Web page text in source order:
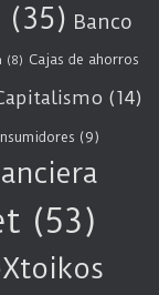
(35) Banco
(8) Cajas de ahorros
(14)
(9)
(53)